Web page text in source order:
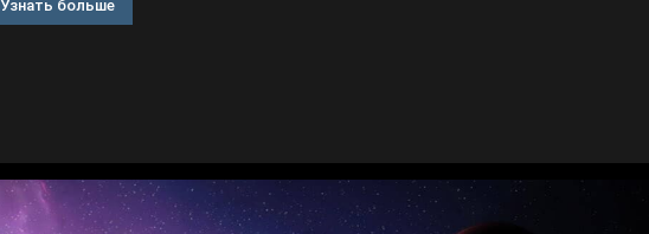
Узнать больше